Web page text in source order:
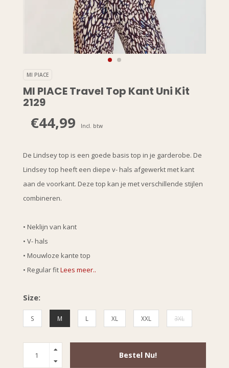
MI PIACE
MI PIACE Travel Top Kant Uni Kit
2129
€44,99 Incl. btw
De Lindsey top is een goede basis top in je garderobe. De
Lindsey top heeft een diepe v- hals afgewerkt met kant
aan de voorkant. Deze top kan je met verschillende stijlen
combineren.
• Neklijn van kant
• V- hals
• Mouwloze kante top
• Regular fitLees meer..
Size:
S M L XL XXL 3XL
Bestel Nu!